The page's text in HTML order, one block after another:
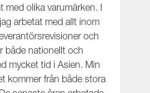
med olika varumärken. I
arbetat med allt inom
och
både nationellt och
mycket tid i Asien. Min
kommer från både stora